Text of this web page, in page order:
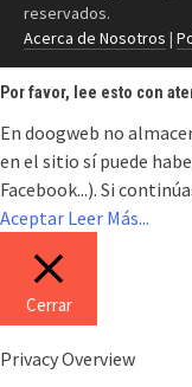
reservados.
Acerca de Nosotros |
Por favor, lee esto con
En doogweb no
en el sitio sí puede
Facebook...). Si
Aceptar Leer Más...
Cerrar
Privacy Overview